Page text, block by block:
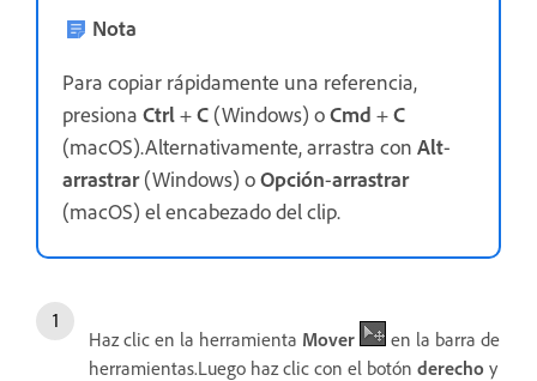
Nota
Para copiar rápidamente una referencia,
presiona Ctrl+C (Windows) oCmd +C
(macOS).Alternativamente, arrastra con Alt-
arrastrar(Windows) oOpción-arrastrar
(macOS) el encabezado del clip.
Haz clic en la herramienta Mover
en la barra de
herramientas.Luego haz clic con el botón derecho y